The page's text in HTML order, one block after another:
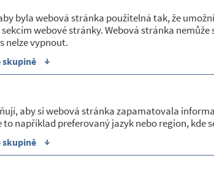
byla webová stránka použitelná tak, že
webové stránky. Webová stránka
nelze vypnout.
skupině ↓
aby si webová stránka zapamatovala
například preferovaný jazyk nebo region, kde
skupině ↓
Sport a kultura
NEJNOVĚJŠÍ AKTUALITY
31/07/2026